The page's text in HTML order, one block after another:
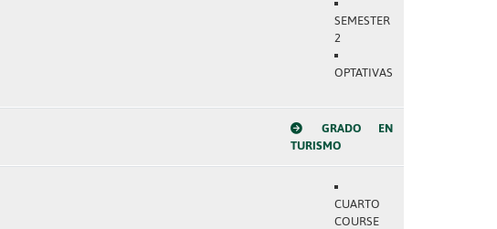
SEMESTER
2
OPTATIVAS
GRADO EN
TURISMO
CUARTO
COURSE